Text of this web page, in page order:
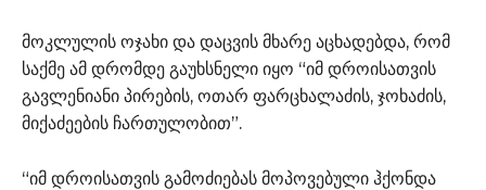
მოკლულის ოჯახი და დაცვის მხარე აცხადებდა, რომ
საქმე ამ დრომდე გაუხსნელი იყო “იმ დროისათვის
გავლენიანი პირების, ოთარ ფარცხალაძის, ჯოხაძის,
მიქაძეების ჩართულობით”.
“იმ დროისათვის გამოძიებას მოპოვებული ჰქონდა